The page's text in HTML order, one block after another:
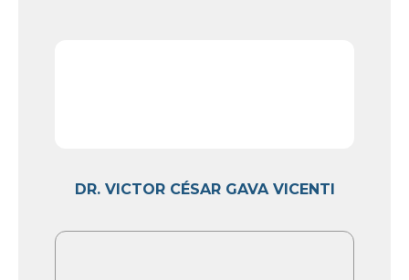
DR. VICTOR CÉSAR GAVA VICENTI